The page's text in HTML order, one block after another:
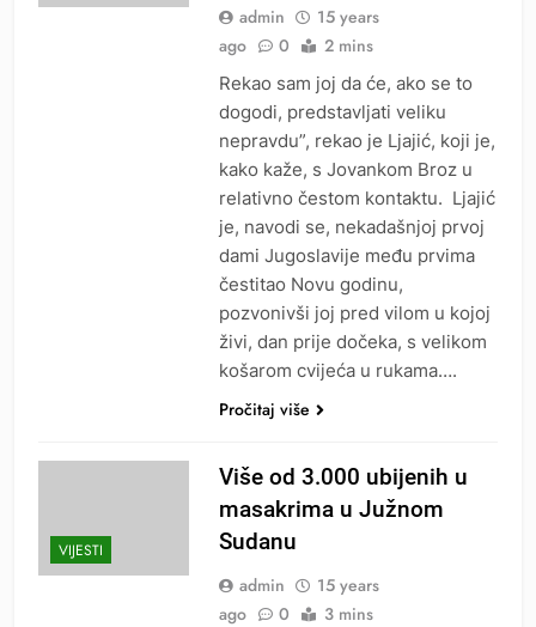
admin
15 years
ago
0 2 mins
Rekao sam joj da će, ako se to
dogodi, predstavljati veliku
nepravdu”, rekao je Ljajić, koji je,
kako kaže, s Jovankom Broz u
relativno čestom kontaktu. Ljajić
je, navodi se, nekadašnjoj prvoj
dami Jugoslavije među prvima
čestitao Novu godinu,
pozvonivši joj pred vilom u kojoj
živi, dan prije dočeka, s velikom
košarom cvijeća u rukama….
Pročitaj više
VIJESTI
Više od 3.000 ubijenih u
masakrima u Južnom
Sudanu
admin
15 years
ago
0 3 mins